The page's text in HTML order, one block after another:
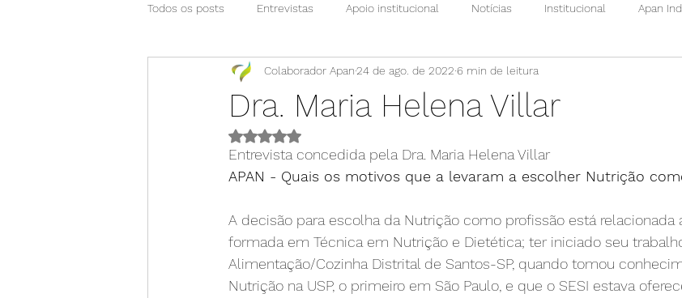
Todos os posts Entrevistas Apoio institucional Notícias Institucional Apan
Entidades em ação Ações Apan Prêmio Maria Helena Villar
Apan informa Saiu na mídia
Dra. Maria Helena Villar
Colaborador Apan24 de ago. de 2022 6 min de leitura
Avaliado com NaN de 5 estrelas.
Entrevista concedida pela Dra. Maria Helena Villar
APAN - Quais os motivos que a levaram a escolher Nutrição
A decisão para escolha da Nutrição como profissão está relacionada
formada em Técnica em Nutrição e Dietética; ter iniciado seu
Alimentação/Cozinha Distrital de Santos-SP, quando tomou
Nutrição na USP, o primeiro em São Paulo, e que o SESI estava